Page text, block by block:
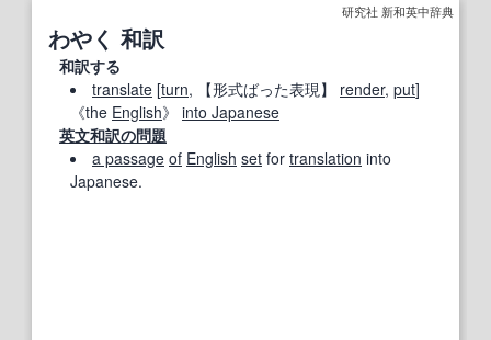
研究社 新和英中辞典
わやく 和訳
和訳する
translate [turn, 【形式ばった表現】 render, put]
《the English》 into Japanese
英文和訳の問題
a passage of English set for translation into
Japanese.